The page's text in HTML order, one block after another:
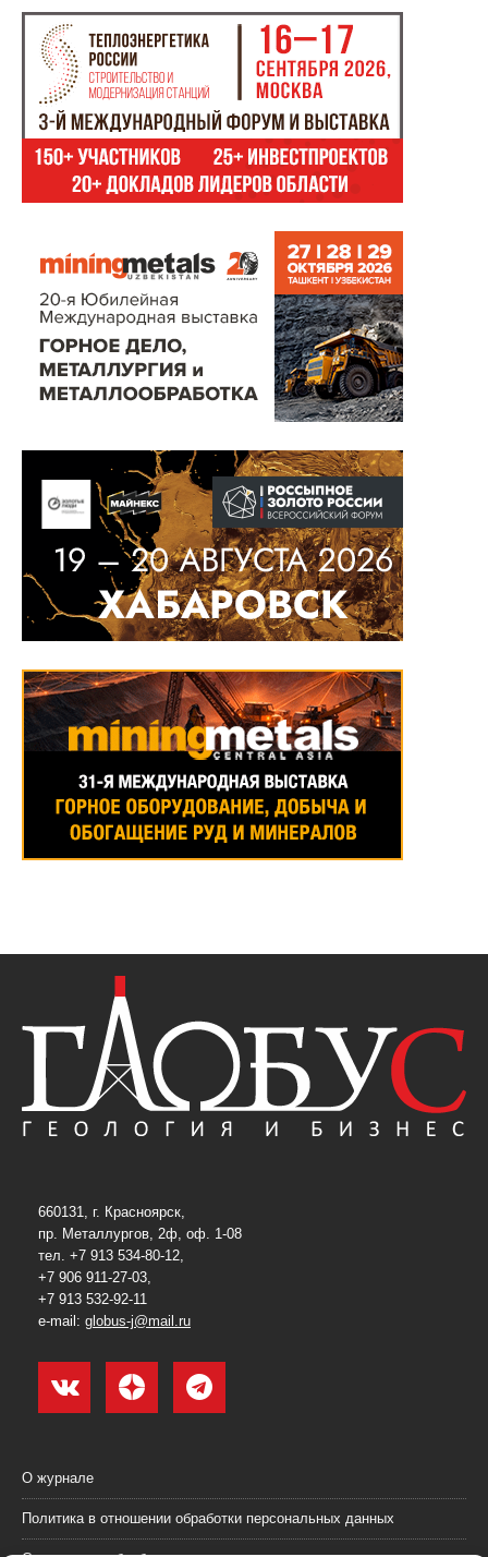
660131, г. Красноярск,
пр. Металлургов, 2ф, оф. 1-08
тел. +7 913 534-80-12,
+7 906 911-27-03,
+7 913 532-92-11
e-mail: globus-j@mail.ru
О журнале
Политика в отношении обработки персональных данных